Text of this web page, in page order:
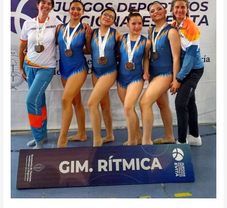
Nacionales
Evita
entran
la
recta
final
con
Chubut
como
protagonista